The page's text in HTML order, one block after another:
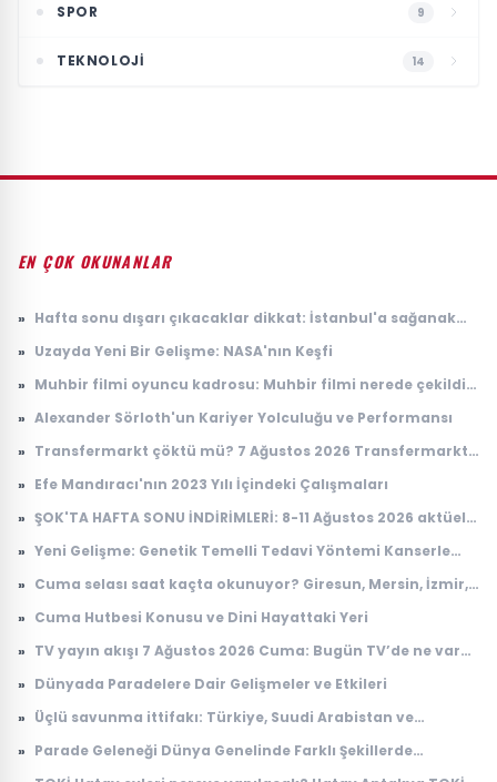
SPOR 9
TEKNOLOJI 14
EN ÇOK OKUNANLAR
» Hafta sonu dışarı çıkacaklar dikkat: İstanbul'a sağanak
» Uzayda Yeni Bir Gelişme: NASA'nın Keşfi
» Muhbir filmi oyuncu kadrosu: Muhbir filmi nerede çekildi,
» Alexander Sörloth'un Kariyer Yolculuğu ve Performansı
» Transfermarkt çöktü mü? 7 Ağustos 2026 Transfermarkt
» Efe Mandıracı'nın 2023 Yılı İçindeki Çalışmaları
» ŞOK'TA HAFTA SONU İNDİRİMLERİ: 8-11 Ağustos 2026 aktüel
» Yeni Gelişme: Genetik Temelli Tedavi Yöntemi Kanserle
» Cuma selası saat kaçta okunuyor? Giresun, Mersin, İzmir,
» Cuma Hutbesi Konusu ve Dini Hayattaki Yeri
» TV yayın akışı 7 Ağustos 2026 Cuma: Bugün TV’de ne var?
akışı
» Dünyada Paradelere Dair Gelişmeler ve Etkileri
» Üçlü savunma ittifakı: Türkiye, Suudi Arabistan ve
» Parade Geleneği Dünya Genelinde Farklı Şekillerde